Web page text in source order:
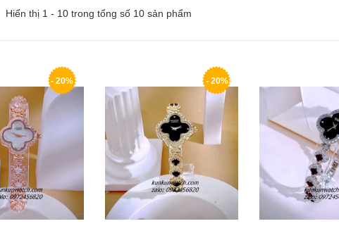
Hiển thị 1 - 10 trong tổng số 10 sản phẩm
- 20% - 20%